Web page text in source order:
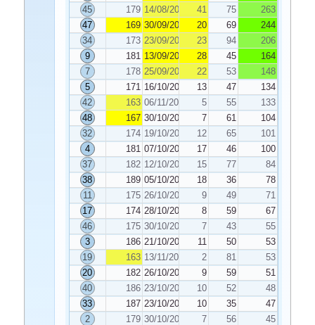
45
179 14/08/2019 41 75
263
47
169 30/09/2019 20 69
244
34
173 23/09/2019 23 94
206
9
181 13/09/2019 28 45
164
7
178 25/09/2019 22 53
148
5
171 16/10/2019 13 47
134
42
163 06/11/2019 5 55
133
48
167 30/10/2019 7 61
104
32
174 19/10/2019 12 65
101
4
181 07/10/2019 17 46
100
37
182 12/10/2019 15 77
84
38
189 05/10/2019 18 36
78
11
175 26/10/2019 9 49
71
17
174 28/10/2019 8 59
67
46
175 30/10/2019 7 43
55
3
186 21/10/2019 11 50
53
19
163 13/11/2019 2 81
53
20
182 26/10/2019 9 59
51
40
186 23/10/2019 10 52
48
33
187 23/10/2019 10 35
47
2
179 30/10/2019 7 56
45